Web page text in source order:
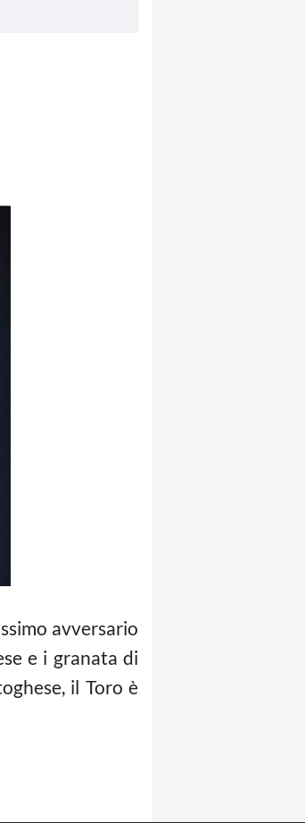
avversario
e i granata di
il Toro è